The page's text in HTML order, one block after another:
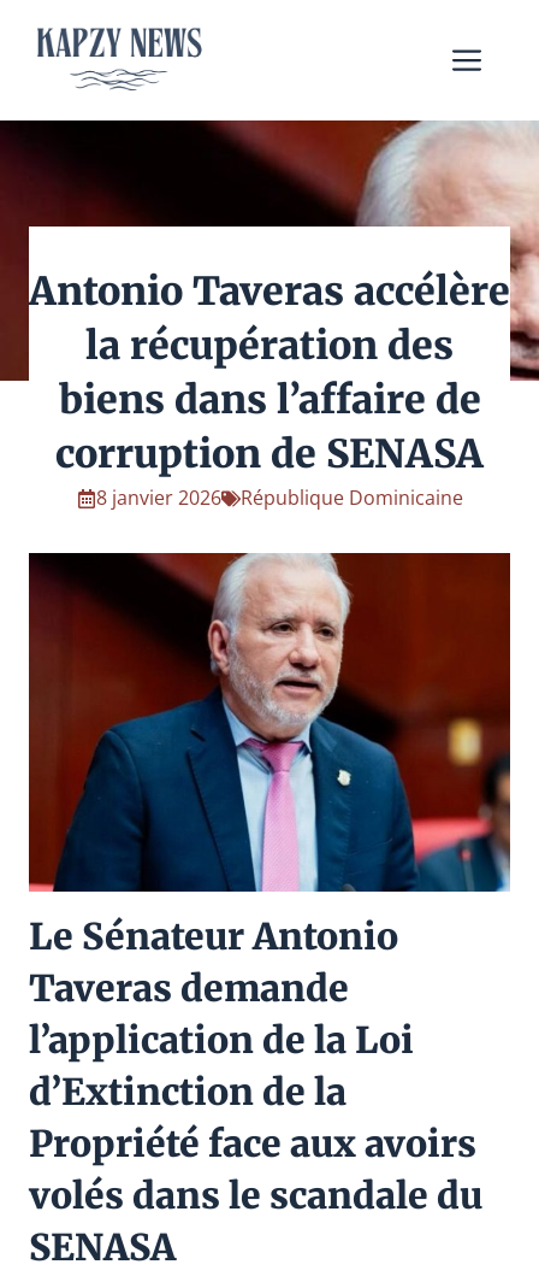
contenu
Antonio Taveras accélère
la récupération des
biens dans l’affaire de
corruption de SENASA
8 janvier 2026 République Dominicaine
Le Sénateur Antonio
Taveras demande
l’application de la Loi
d’Extinction de la
Propriété face aux avoirs
volés dans le scandale du
SENASA